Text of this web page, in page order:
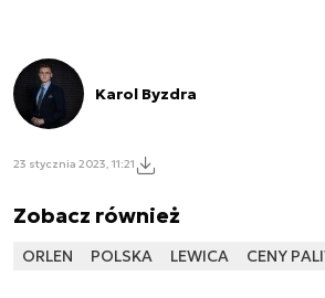
Karol Byzdra
23 stycznia 2023, 11:21
Zobacz również
ORLEN POLSKA LEWICA CENY